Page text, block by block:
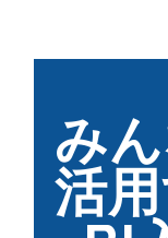
み
活